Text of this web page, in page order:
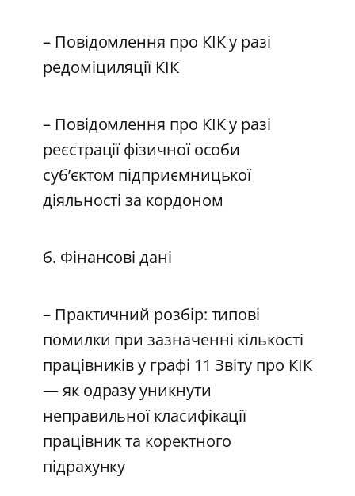
– Повідомлення про КІК у разі
редоміциляції КІК
– Повідомлення про КІК у разі
реєстрації фізичної особи
суб’єктом підприємницької
діяльності за кордоном
б. Фінансові дані
– Практичний розбір: типові
помилки при зазначенні кількості
працівників у графі 11 Звіту про КІК
— як одразу уникнути
неправильної класифікації
працівник та коректного
підрахунку